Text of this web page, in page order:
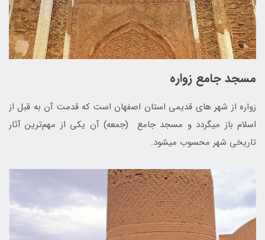
مسجد جامع زواره
زواره از شهر های قدیمی استان اصفهان است که قدمت آن به قبل از
اسلام باز می­گردد و مسجد جامع (جمعه) آن یکی از مهم‌ترین آثار
تاریخی شهر محسوب می­شود.